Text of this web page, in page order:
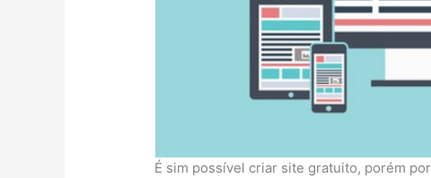
É sim possível criar site gratuito, porém